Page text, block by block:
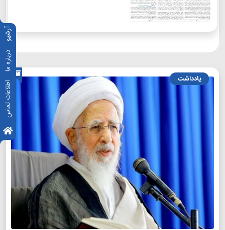
آرشیو
درباره ما
اطلاعات تماس
یادداشت